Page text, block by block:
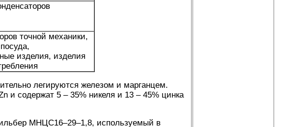
точной механики,
изделия, изделия
легируются железом и марганцем.
и содержат 5 – 35% никеля и 13 – 45% цинка
МНЦС16–29–1,8, используемый в